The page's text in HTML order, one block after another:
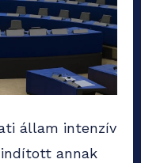
állam intenzív
annak